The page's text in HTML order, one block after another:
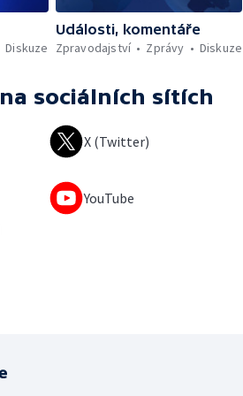
Diskuze
Události, komentáře
Zpravodajství
Zprávy Diskuze
na sociálních sítích
X (Twitter)
YouTube